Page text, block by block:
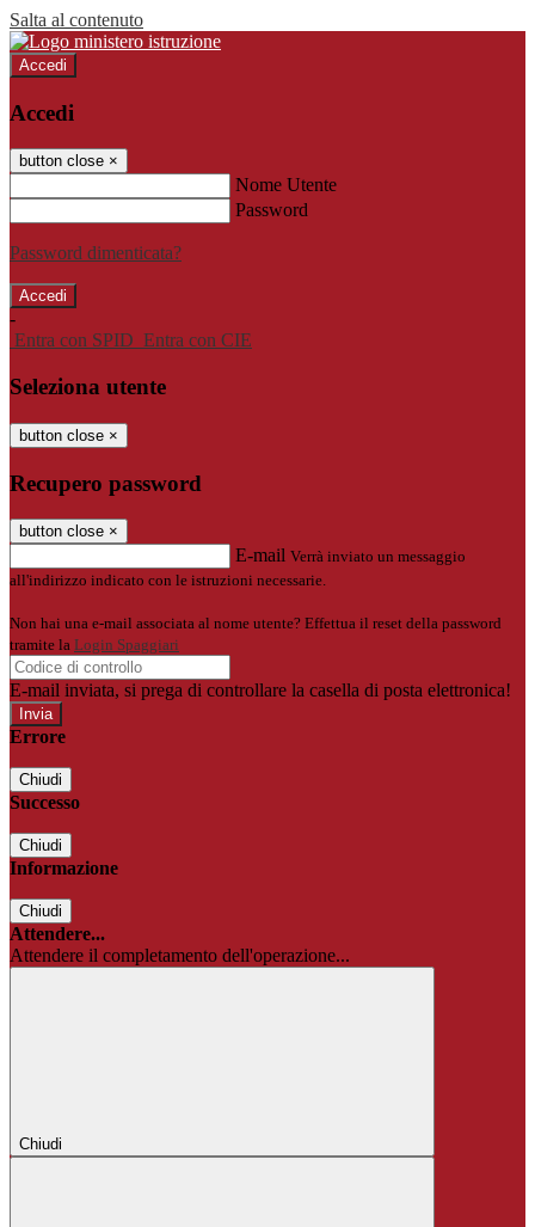
Salta al contenuto
Accedi
Accedi
button close ×
Nome Utente
Password
Password dimenticata?
-
Entra con SPID Entra con CIE
Seleziona utente
button close ×
Recupero password
button close ×
E-mail Verrà inviato un messaggio
all'indirizzo indicato con le istruzioni necessarie.
Non hai una e-mail associata al nome utente? Effettua il reset della password
tramite la Login Spaggiari
E-mail inviata, si prega di controllare la casella di posta elettronica!
Errore
Chiudi
Successo
Chiudi
Informazione
Chiudi
Attendere...
Attendere il completamento dell'operazione...
Chiudi